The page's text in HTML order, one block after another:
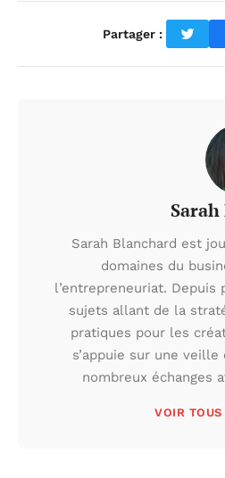
Partager :
Sarah Blanchard est
domaines du
l’entrepreneuriat.
sujets allant de la
pratiques pour les
s’appuie sur une
nombreux échanges
VOIR